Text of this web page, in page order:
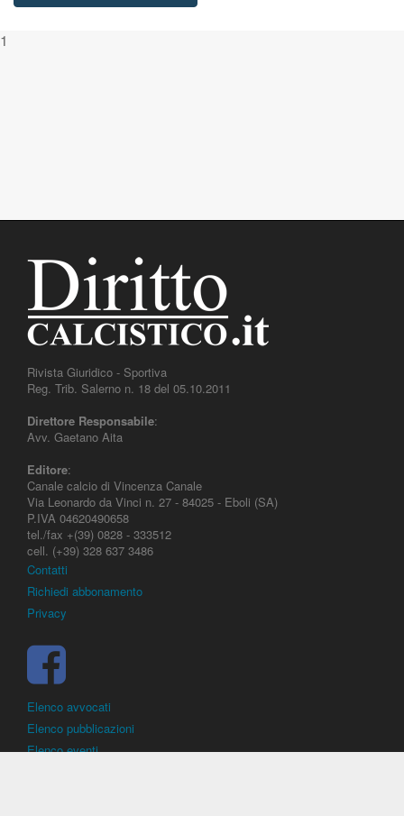
1
Rivista Giuridico - Sportiva
Reg. Trib. Salerno n. 18 del 05.10.2011
Direttore Responsabile:
Avv. Gaetano Aita
Editore:
Canale calcio di Vincenza Canale
Via Leonardo da Vinci n. 27 - 84025 - Eboli (SA)
P.IVA 04620490658
tel./fax +(39) 0828 - 333512
cell. (+39) 328 637 3486
Contatti
Richiedi abbonamento
Privacy
Elenco avvocati
Elenco pubblicazioni
Elenco eventi